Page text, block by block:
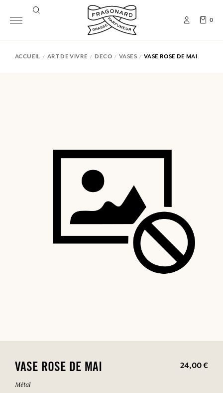
0
ACCUEIL ART DE VIVRE DECO VASES VASE ROSE DE MAI
VASE ROSE DE MAI 24,00 €
Métal